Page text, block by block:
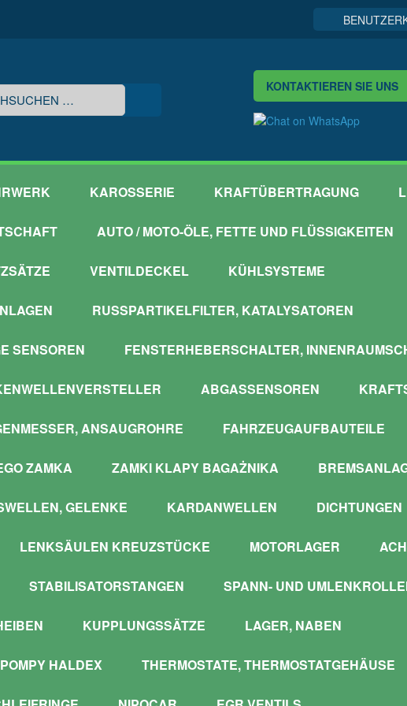
KONTAKTIEREN SIE UNS
KAROSSERIE KRAFTÜBERTRAGUNG
AUTO / MOTO-ÖLE, FETTE UND FLÜSSIGKEITEN
VENTILDECKEL KÜHLSYSTEME
RUSSPARTIKELFILTER, KATALYSATOREN
SENSOREN FENSTERHEBERSCHALTER,
ABGASSENSOREN
ANSAUGROHRE FAHRZEUGAUFBAUTEILE
ZAMKA ZAMKI KLAPY BAGAŻNIKA
GELENKE KARDANWELLEN DICHTUNGEN
LENKSÄULEN KREUZSTÜCKE MOTORLAGER
STABILISATORSTANGEN SPANN- UND
KUPPLUNGSSÄTZE LAGER, NABEN
POMPY HALDEX THERMOSTATE, THERMOSTATGEHÄUSE